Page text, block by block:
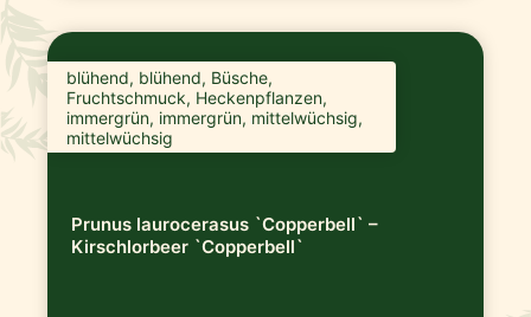
blühend, blühend, Büsche,
Fruchtschmuck, Heckenpflanzen,
immergrün, immergrün, mittelwüchsig,
mittelwüchsig
Prunus laurocerasus `Copperbell` –
Kirschlorbeer `Copperbell`